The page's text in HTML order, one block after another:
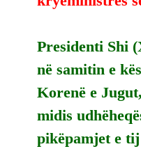
Presidenti Shi
në samitin e
Korenë e
midis
pikëpamjet e